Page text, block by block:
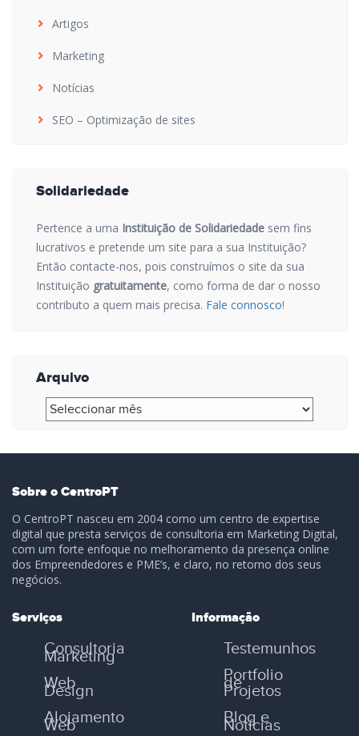
Artigos
Marketing
Notícias
SEO – Optimização de sites
Solidariedade
Pertence a uma Instituição de Solidariedade sem fins
lucrativos e pretende um site para a sua Instituição?
Então contacte-nos, pois construímos o site da sua
Instituição gratuitamente, como forma de dar o nosso
contributo a quem mais precisa. Fale connosco!
Arquivo
Sobre o CentroPT
O CentroPT nasceu em 2004 como um centro de expertise
digital que presta serviços de consultoria em Marketing Digital,
com um forte enfoque no melhoramento da presença online
dos Empreendedores e PME’s, e claro, no retorno dos seus
negócios.
Serviços
Consultoria
Marketing
Web
Design
Alojamento
Web
Informação
Testemunhos
Portfolio
de
Projetos
Blog e
Notícias